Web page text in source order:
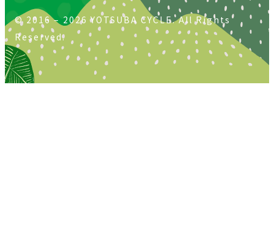
© 2016 – 2026 YOTSUBA CYCLE. All Rights
Reserved.